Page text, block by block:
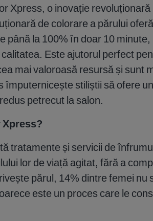
Xpress, o inovație
de colorare a părului
până la 100% în doar 10
Este ajutorul perfect
mai valoroasă resursă și sunt
împuternicește stiliștii să ofere
petrecut la salon.
Xpress?
tratamente și servicii de
lor de viață agitat, fără a
părul, 14% dintre femei nu
este un proces care le